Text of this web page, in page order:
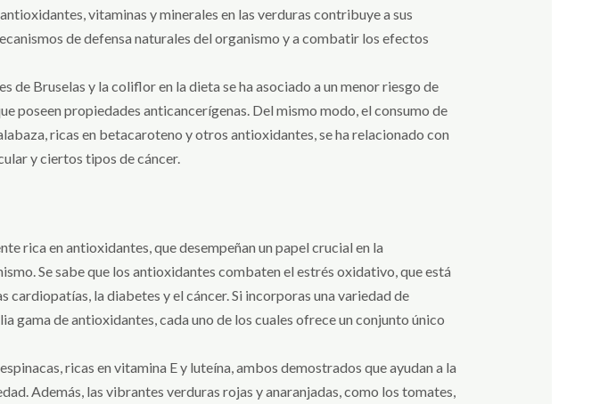
vitaminas y minerales en las verduras contribuye a sus
de defensa naturales del organismo y a combatir los efectos
Bruselas y la coliflor en la dieta se ha asociado a un menor riesgo de
poseen propiedades anticancerígenas. Del mismo modo, el consumo de
ricas en betacaroteno y otros antioxidantes, se ha relacionado con
y ciertos tipos de cáncer.
rica en antioxidantes, que desempeñan un papel crucial en la
Se sabe que los antioxidantes combaten el estrés oxidativo, que está
la diabetes y el cáncer. Si incorporas una variedad de
gama de antioxidantes, cada uno de los cuales ofrece un conjunto único
ricas en vitamina E y luteína, ambos demostrados que ayudan a la
Además, las vibrantes verduras rojas y anaranjadas, como los tomates,